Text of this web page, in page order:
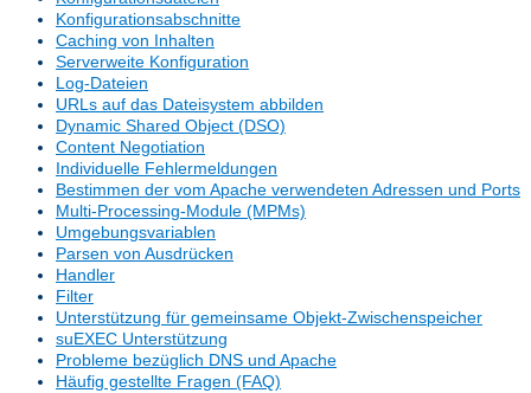
Konfigurationsabschnitte
Caching von Inhalten
Serverweite Konfiguration
Log-Dateien
URLs auf das Dateisystem abbilden
Dynamic Shared Object (DSO)
Content Negotiation
Individuelle Fehlermeldungen
Bestimmen der vom Apache verwendeten Adressen und Ports
Multi-Processing-Module (MPMs)
Umgebungsvariablen
Parsen von Ausdrücken
Handler
Filter
Unterstützung für gemeinsame Objekt-Zwischenspeicher
suEXEC Unterstützung
Probleme bezüglich DNS und Apache
Häufig gestellte Fragen (FAQ)